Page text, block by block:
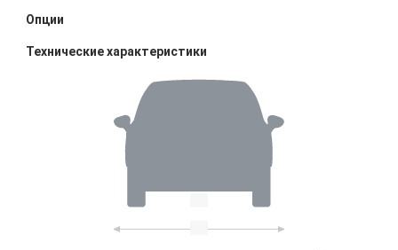
Опции
Технические характеристики